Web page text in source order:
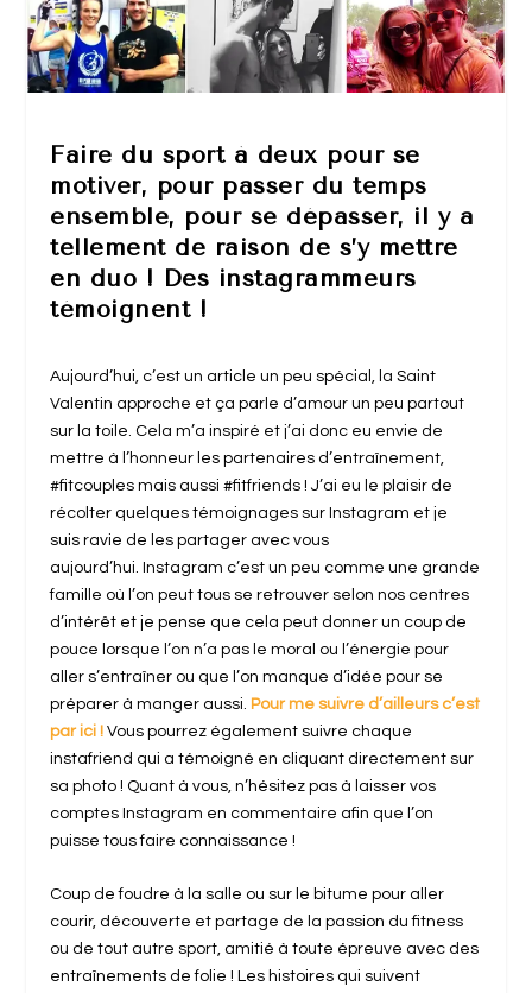
Faire du sport à deux pour se
motiver, pour passer du temps
ensemble, pour se dépasser, il y a
tellement de raison de s’y mettre
en duo ! Des instagrammeurs
témoignent !
Aujourd’hui, c’est un article un peu spécial, la Saint
Valentin approche et ça parle d’amour un peu partout
sur la toile. Cela m’a inspiré et j’ai donc eu envie de
mettre à l’honneur les partenaires d’entraînement,
#fitcouples mais aussi #fitfriends ! J’ai eu le plaisir de
récolter quelques témoignages sur Instagram et je
suis ravie de les partager avec vous
aujourd’hui. Instagram c’est un peu comme une grande
famille où l’on peut tous se retrouver selon nos centres
d’intérêt et je pense que cela peut donner un coup de
pouce lorsque l’on n’a pas le moral ou l’énergie pour
aller s’entraîner ou que l’on manque d’idée pour se
préparer à manger aussi. Pour me suivre d’ailleurs c’est
par ici ! Vous pourrez également suivre chaque
instafriend qui a témoigné en cliquant directement sur
sa photo ! Quant à vous, n’hésitez pas à laisser vos
comptes Instagram en commentaire afin que l’on
puisse tous faire connaissance !
Coup de foudre à la salle ou sur le bitume pour aller
courir, découverte et partage de la passion du fitness
ou de tout autre sport, amitié à toute épreuve avec des
entraînements de folie ! Les histoires qui suivent